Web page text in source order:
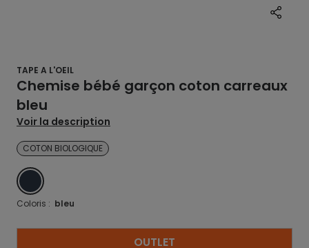
TAPE A L'OEIL
Chemise bébé garçon coton carreaux
bleu
Voir la description
COTON BIOLOGIQUE
BLEU
Coloris : bleu
OUTLET